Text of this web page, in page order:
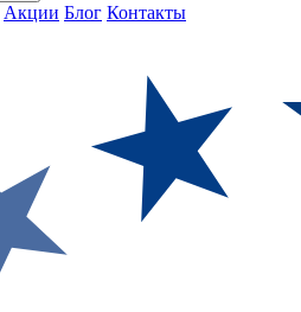
Акции Блог Контакты